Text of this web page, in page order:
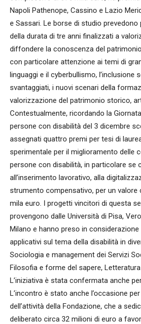
Napoli Pathenope, Cassino e Lazio
e Sassari. Le borse di studio
della durata di tre anni finalizzati a
diffondere la conoscenza del
con particolare attenzione ai temi di
linguaggi e il cyberbullismo, l’inclusione
svantaggiati, i nuovi scenari della
valorizzazione del patrimonio storico,
Contestualmente, ricordando la
persone con disabilità del 3 dicembre
assegnati quattro premi per tesi di
sperimentale per il miglioramento delle
persone con disabilità, in particolare se
all’inserimento lavorativo, alla
strumento compensativo, per un valore
mila euro. I progetti vincitori di questa
provengono dalle Università di Pisa,
Milano e hanno preso in
applicativi sul tema della disabilità in
Sociologia e management dei Servizi
Filosofia e forme del sapere,
L’iniziativa è stata confermata anche
L’incontro è stato anche l’occasione
dell’attività della Fondazione, che a
deliberato circa 32 milioni di euro a